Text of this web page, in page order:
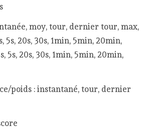
moy, tour, dernier tour, max,
5s, 20s, 30s, 1min, 5min, 20min,
5s, 20s, 30s, 1min, 5min, 20min,
poids : instantané, tour, dernier